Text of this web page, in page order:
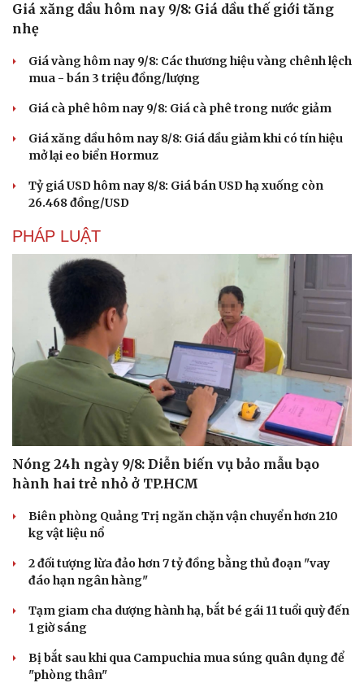
Văn hóa
Sân khấu - Điện ảnh
Văn học
Âm nhạc
Di sản
Giá xăng dầu hôm nay 9/8: Giá dầu thế giới tăng
nhẹ
Giá vàng hôm nay 9/8: Các thương hiệu vàng chênh lệch
mua - bán 3 triệu đồng/lượng
Giá cà phê hôm nay 9/8: Giá cà phê trong nước giảm
Giá xăng dầu hôm nay 8/8: Giá dầu giảm khi có tín hiệu
mở lại eo biển Hormuz
Tỷ giá USD hôm nay 8/8: Giá bán USD hạ xuống còn
26.468 đồng/USD
PHÁP LUẬT
Nóng 24h ngày 9/8: Diễn biến vụ bảo mẫu bạo
hành hai trẻ nhỏ ở TP.HCM
Biên phòng Quảng Trị ngăn chặn vận chuyển hơn 210
kg vật liệu nổ
2 đối tượng lừa đảo hơn 7 tỷ đồng bằng thủ đoạn "vay
đáo hạn ngân hàng"
Tạm giam cha dượng hành hạ, bắt bé gái 11 tuổi quỳ đến
1 giờ sáng
Bị bắt sau khi qua Campuchia mua súng quân dụng để
"phòng thân"